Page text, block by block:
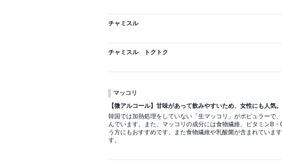
チャミスル
チャミスル トクトク
マッコリ
【微アルコール】甘味があって飲みやすいため、女性にも人気。
韓国では加熱処理をしていない「生マッコリ」がポピュラーで
んでいます。また、マッコリの成分には食物繊維、ビタミンB
う方にもおすすめです。また食物繊維や乳酸菌が含まれていま
す。